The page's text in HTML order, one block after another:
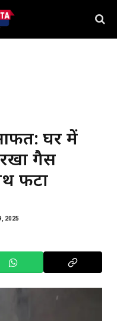
घर में
गैस
फटा
2025